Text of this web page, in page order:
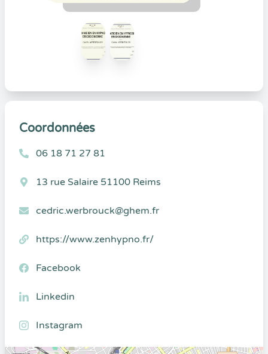
Coordonnées
06 18 71 27 81
13 rue Salaire 51100 Reims
cedric.werbrouck@ghem.fr
https://www.zenhypno.fr/
Facebook
Linkedin
Instagram